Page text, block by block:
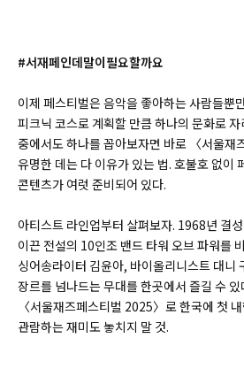
#서재페인데말이필요할까요
이제 페스티벌은 음악을 좋아하는 사람들뿐
피크닉 코스로 계획할 만큼 하나의 문화로
중에서도 하나를 꼽아보자면 바로 〈서울재
유명한 데는 다 이유가 있는 법. 호불호 없이
콘텐츠가 여럿 준비되어 있다.
아티스트 라인업부터 살펴보자. 1968년 결
이끈 전설의 10인조 밴드 타워 오브 파워를
싱어송라이터 김윤아, 바이올리니스트 대니
장르를 넘나드는 무대를 한곳에서 즐길 수 있
〈서울재즈페스티벌 2025〉로 한국에 첫
관람하는 재미도 놓치지 말 것.